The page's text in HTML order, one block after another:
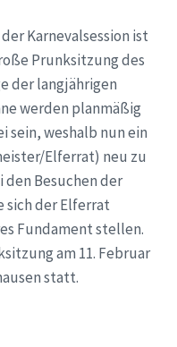
Karnevalsession ist
Prunksitzung des
der langjährigen
werden planmäßig
sein, weshalb nun ein
Elferrat) neu zu
Besuchen der
sich der Elferrat
Fundament stellen.
am 11. Februar
statt.